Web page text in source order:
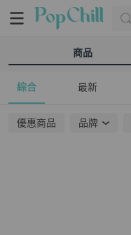
商品
綜合 最新
優惠商品 品牌